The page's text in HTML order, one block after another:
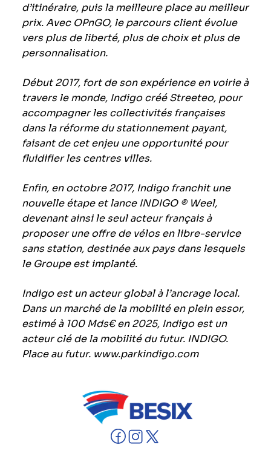
d’itinéraire, puis la meilleure place au meilleur
prix. Avec OPnGO, le parcours client évolue
vers plus de liberté, plus de choix et plus de
personnalisation.
Début 2017, fort de son expérience en voirie à
travers le monde, Indigo créé Streeteo, pour
accompagner les collectivités françaises
dans la réforme du stationnement payant,
faisant de cet enjeu une opportunité pour
fluidifier les centres villes.
Enfin, en octobre 2017, Indigo franchit une
nouvelle étape et lance INDIGO ® Weel,
devenant ainsi le seul acteur français à
proposer une offre de vélos en libre-service
sans station, destinée aux pays dans lesquels
le Groupe est implanté.
Indigo est un acteur global à l’ancrage local.
Dans un marché de la mobilité en plein essor,
estimé à 100 Mds€ en 2025, Indigo est un
acteur clé de la mobilité du futur. INDIGO.
Place au futur. www.parkindigo.com